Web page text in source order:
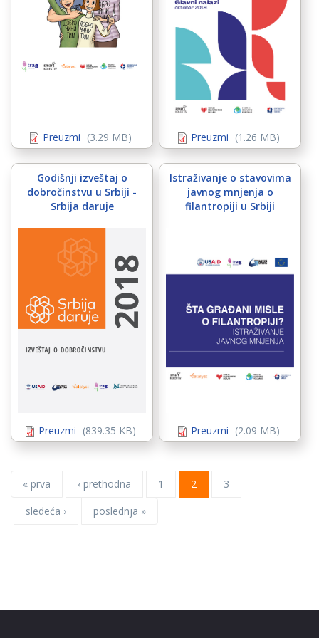
Preuzmi (3.29 MB)
sektoru 2019-
1.jpg
Preuzmi (1.26 MB)
Godišnji izveštaj o
dobročinstvu u Srbiji -
Srbija daruje
izveštaj o
u Srbiji -
daruje.jpg
Preuzmi (839.35 KB)
Istraživanje o stavovima
javnog mnjenja o
filantropiji u Srbiji
Sta gradjani
misle o
filantropiji -
istrazivanje-
1.jpg
Preuzmi (2.09 MB)
« prva ‹ prethodna 1 2
3
sledeća ›
poslednja »